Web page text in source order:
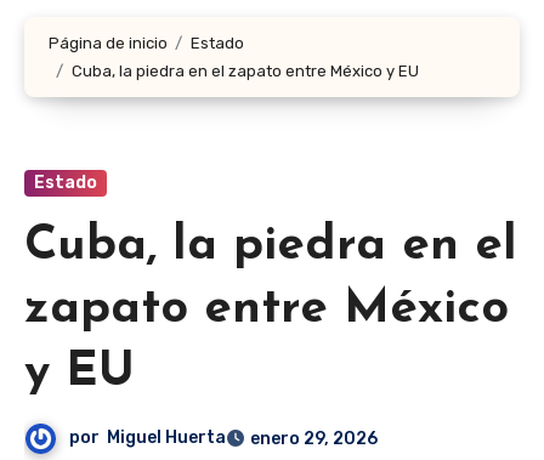
Página de inicio
Estado
Cuba, la piedra en el zapato entre México y EU
Estado
Cuba, la piedra en el
zapato entre México
y EU
por Miguel Huerta enero 29, 2026